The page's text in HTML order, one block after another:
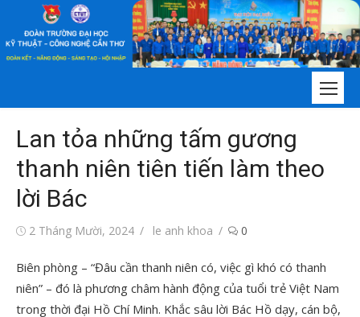
nội
Lan tỏa những tấm gương
thanh niên tiên tiến làm theo
lời Bác
Đăng2 Tháng Mười, 2024
Tác
le anh khoa 0
Biên phòng – “Đâu cần thanh niên có, việc gì khó có thanh
niên” – đó là phương châm hành động của tuổi trẻ Việt Nam
trong thời đại Hồ Chí Minh. Khắc sâu lời Bác Hồ dạy, cán bộ,